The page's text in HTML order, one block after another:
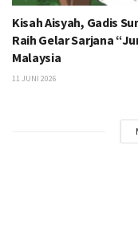
Kisah Aisyah, Gadis
Raih Gelar Sarjana
Malaysia
11 JUNI 2026